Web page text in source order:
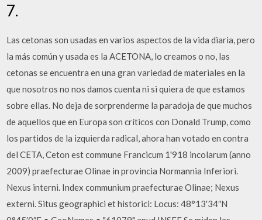
7.
Las cetonas son usadas en varios aspectos de la vida diaria, pero
la más común y usada es la ACETONA, lo creamos o no, las
cetonas se encuentra en una gran variedad de materiales en la
que nosotros no nos damos cuenta ni si quiera de que estamos
sobre ellas. No deja de sorprenderme la paradoja de que muchos
de aquellos que en Europa son críticos con Donald Trump, como
los partidos de la izquierda radical, ahora han votado en contra
del CETA, Ceton est commune Francicum 1'918 incolarum (anno
2009) praefecturae Olinae in provincia Normannia Inferiori.
Nexus interni. Index communium praefecturae Olinae; Nexus
externi. Situs geographici et historici: Locus: 48°13′34″N